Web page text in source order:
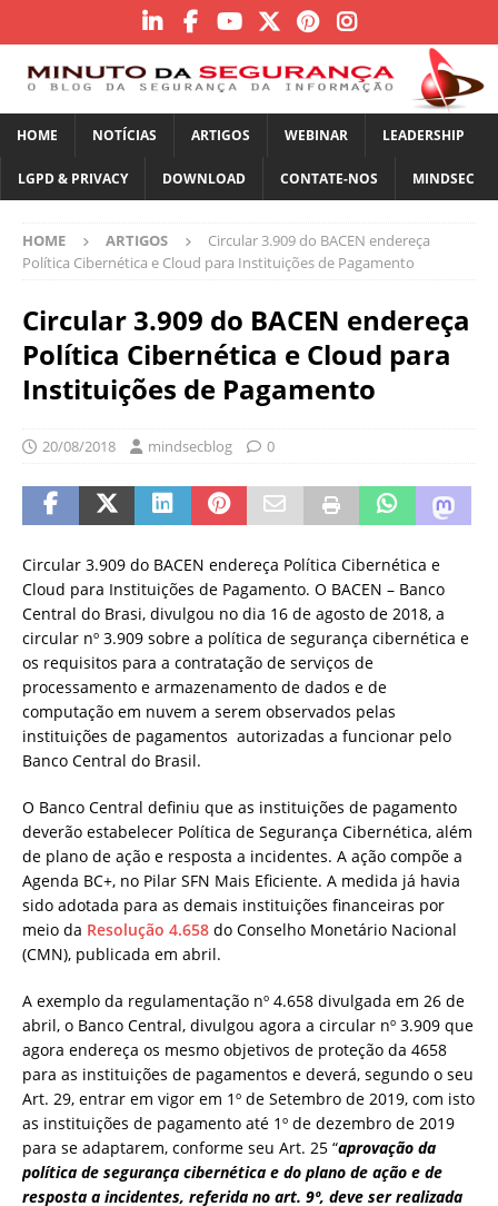
HOME NOTÍCIAS ARTIGOS WEBINAR LEADERSHIP
LGPD & PRIVACY DOWNLOAD CONTATE-NOS MINDSEC
HOME ARTIGOS
Circular 3.909 do BACEN endereça
Política Cibernética e Cloud para Instituições de Pagamento
Circular 3.909 do BACEN endereça
Política Cibernética e Cloud para
Instituições de Pagamento
20/08/2018 mindsecblog 0
Circular 3.909 do BACEN endereça Política Cibernética e
Cloud para Instituições de Pagamento. O BACEN – Banco
Central do Brasi, divulgou no dia 16 de agosto de 2018, a
circular nº 3.909 sobre a política de segurança cibernética e
os requisitos para a contratação de serviços de
processamento e armazenamento de dados e de
computação em nuvem a serem observados pelas
instituições de pagamentos autorizadas a funcionar pelo
Banco Central do Brasil.
​O Banco Central definiu que as instituições de pagamento
deverão estabelecer Política de Segurança Cibernética, além
de plano de ação e resposta a incidentes. A ação compõe a
Agenda BC+, no Pilar SFN Mais Eficiente. A medida já havia
sido adotada para as demais instituições financeiras por
meio da Resolução 4.658 do Conselho Monetário Nacional
(CMN), publicada em abril.
A exemplo da regulamentação nº 4.658 divulgada em 26 de
abril, o Banco Central, divulgou agora a circular nº 3.909 que
agora endereça os mesmo objetivos de proteção da 4658
para as instituições de pagamentos e deverá, segundo o seu
Art. 29, entrar em vigor em 1º de Setembro de 2019, com isto
as instituições de pagamento até 1º de dezembro de 2019
para se adaptarem, conforme seu Art. 25 “aprovação da
política de segurança cibernética e do plano de ação e de
resposta a incidentes, referida no art. 9º, deve ser realizada